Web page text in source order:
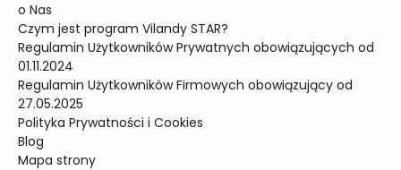
o Nas
Czym jest program Vilandy STAR?
Regulamin Użytkowników Prywatnych obowiązujących od
01.11.2024
Regulamin Użytkowników Firmowych obowiązujący od
27.05.2025
Polityka Prywatności i Cookies
Blog
Mapa strony